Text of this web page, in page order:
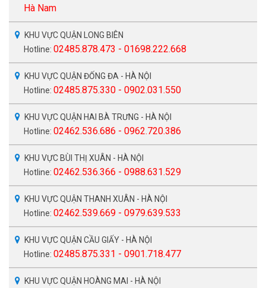
Hà Nam
KHU VỰC QUẬN LONG BIÊN
Hotline: 02485.878.473 - 01698.222.668
KHU VỰC QUẬN ĐỐNG ĐA - HÀ NỘI
Hotline: 02485.875.330 - 0902.031.550
KHU VỰC QUẬN HAI BÀ TRƯNG - HÀ NỘI
Hotline: 02462.536.686 - 0962.720.386
KHU VỰC BÙI THỊ XUÂN - HÀ NỘI
Hotline: 02462.536.366 - 0988.631.529
KHU VỰC QUẬN THANH XUÂN - HÀ NỘI
Hotline: 02462.539.669 - 0979.639.533
KHU VỰC QUẬN CẦU GIẤY - HÀ NỘI
Hotline: 02485.875.331 - 0901.718.477
KHU VỰC QUẬN HOÀNG MAI - HÀ NỘI